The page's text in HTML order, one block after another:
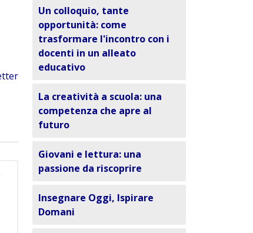
Un colloquio, tante
opportunità: come
trasformare l'incontro con i
docenti in un alleato
educativo
La creatività a scuola: una
competenza che apre al
futuro
Giovani e lettura: una
passione da riscoprire
Insegnare Oggi, Ispirare
Domani